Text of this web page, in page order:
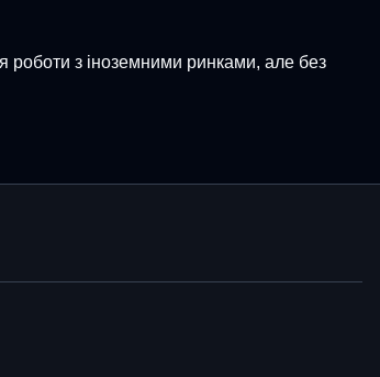
роботи з іноземними ринками, але без